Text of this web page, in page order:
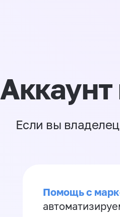
Аккаунт
Если вы
Помощь с